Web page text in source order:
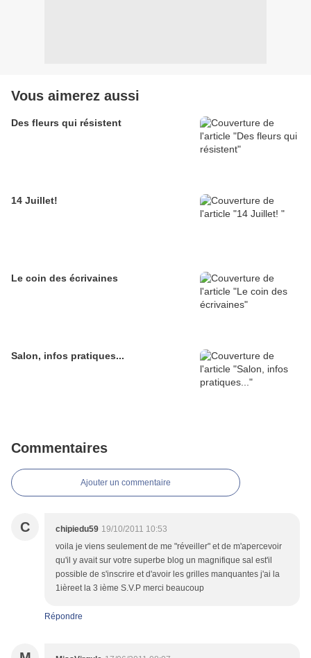
Vous aimerez aussi
Des fleurs qui résistent
14 Juillet!
Le coin des écrivaines
Salon, infos pratiques...
Commentaires
Ajouter un commentaire
C chipiedu59 19/10/2011 10:53
voila je viens seulement de me "réveiller" et de m'apercevoir
qu'il y avait sur votre superbe blog un magnifique sal est'il
possible de s'inscrire et d'avoir les grilles manquantes j'ai la
1ièreet la 3 ième S.V.P merci beaucoup
Répondre